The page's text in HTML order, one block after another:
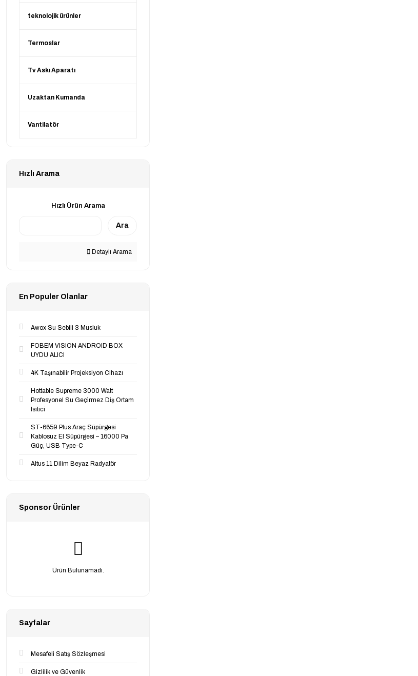
teknolojik ürünler
Termoslar
Tv Askı Aparatı
Uzaktan Kumanda
Vantilatör
Hızlı Arama
Hızlı Ürün Arama
Ara
Detaylı Arama
En Populer Olanlar
Awox Su Sebili 3 Musluk
FOBEM VISION ANDROID BOX
UYDU ALICI
4K Taşınabilir Projeksiyon Cihazı
Hottable Supreme 3000 Watt
Profesyonel Su Geçi̇rmez Diş Ortam
Isitici
ST-6659 Plus Araç Süpürgesi
Kablosuz El Süpürgesi – 16000 Pa
Güç, USB Type-C
Altus 11 Dilim Beyaz Radyatör
Sponsor Ürünler
Ürün Bulunamadı.
Sayfalar
Mesafeli Satış Sözleşmesi
Gizlilik ve Güvenlik